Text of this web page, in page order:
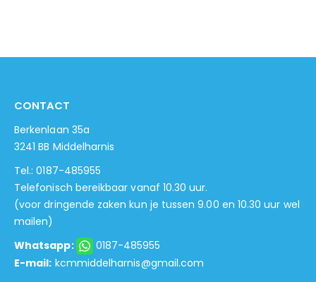
CONTACT
Berkenlaan 35a
3241 BB Middelharnis
Tel.: 0187-485955
Telefonisch bereikbaar vanaf 10.30 uur.
(voor dringende zaken kun je tussen 9.00 en 10.30 uur wel
mailen)
Whatsapp:
0187-485955
E-mail: kcmmiddelharnis@gmail.com